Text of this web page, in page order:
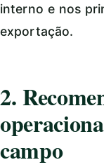
interno e nos
exportação.
2.
campo